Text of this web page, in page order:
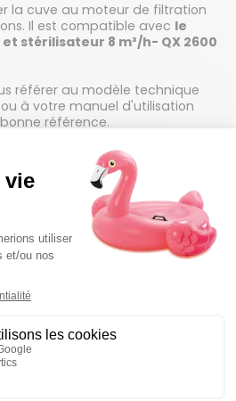
la cuve au moteur de filtration
Il est compatible avec le
stérilisateur 8 m³/h- QX 2600
référer au modèle technique
à votre manuel d'utilisation
référence.